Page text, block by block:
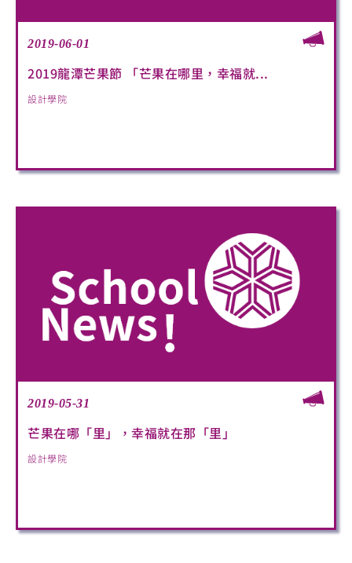
2019-06-01
2019龍潭芒果節 「芒果在哪里，幸福就...
設計學院
2019-05-31
芒果在哪「里」，幸福就在那「里」
設計學院